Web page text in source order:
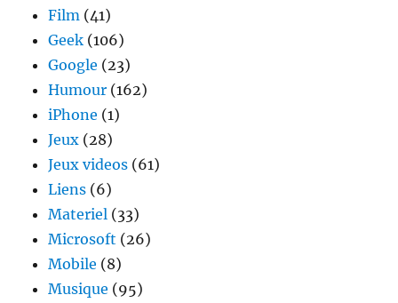
Film (41)
Geek (106)
Google (23)
Humour (162)
iPhone (1)
Jeux (28)
Jeux videos (61)
Liens (6)
Materiel (33)
Microsoft (26)
Mobile (8)
Musique (95)